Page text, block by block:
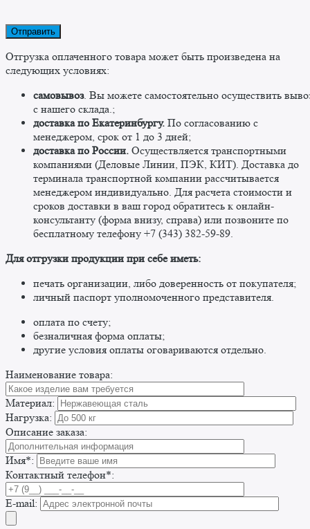
Отгрузка оплаченного товара может быть произведена на
следующих условиях:
самовывоз. Вы можете самостоятельно осуществить
c нашего склада.;
доставка по Екатеринбургу. По согласованию с
менеджером, срок от 1 до 3 дней;
доставка по России. Осуществляется транспортными
компаниями (Деловые Линии, ПЭК, КИТ). Доставка до
терминала транспортной компании рассчитывается
менеджером индивидуально. Для расчета стоимости и
сроков доставки в ваш город обратитесь к онлайн-
консультанту (форма внизу, справа) или позвоните по
бесплатному телефону +7 (343) 382-59-89. ​
​Для отгрузки продукции при себе иметь:
печать организации, либо доверенность от покупателя;
личный паспорт уполномоченного представителя.
оплата по счету;
безналичная форма оплаты;
другие условия оплаты оговариваются отдельно. ​
Наименование товара:
Материал:
Нагрузка:
Описание заказа:
Имя*:
Контактный телефон*:
E-mail: